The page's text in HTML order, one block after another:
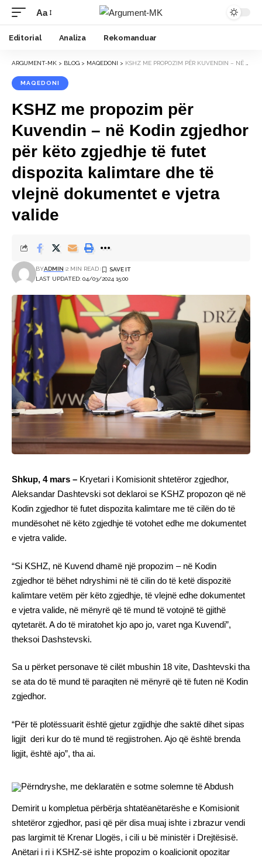
Font
Resizer
Aa
Editorial Analiza Rekomanduar
ARGUMENT-MK > BLOG > MAQEDONI > KSHZ ME PROPOZIM PËR KUVENDIN – NË KODIN ZGJEDHOR PËR KËTO ZGJEDHJE TË FUTET DISPOZITA KALIMTARE DHE TË VLEJNË DOKUMENTET E VJETRA VALIDE
MAQEDONI
KSHZ me propozim për
Kuvendin – në Kodin zgjedhor
për këto zgjedhje të futet
dispozita kalimtare dhe të
vlejnë dokumentet e vjetra
valide
LAST UPDATED: 04/03/2024 15:00
BYADMIN 2 MIN READ
Shkup, 4 mars – Kryetari i Komisionit shtetëror zgjedhor,
Aleksandar Dashtevski sot deklaroi se KSHZ propozon që në
Kodin zgjedhor të futet dispozita kalimtare me të cilën do të
mundësohet në këto zgjedhje të votohet edhe me dokumentet
e vjetra valide.
“Si KSHZ, në Kuvend dhamë një propozim – në Kodin
zgjedhor të bëhet ndryshimi në të cilin do të ketë dispozitë
kalimtare vetëm për këto zgjedhje, të vlejnë edhe dokumentet
e vjetra valide, në mënyrë që të mund të votojnë të gjithë
qytetarët. A do të miratohet kjo apo jo, varet nga Kuvendi”,
theksoi Dashstevski.
Sa u përket personave të cilët mbushin 18 vite, Dashtevski tha
se ata do të mund të paraqiten në mënyrë që të futen në Kodin
zgjedhor.
“Për të plotëssuarit është gjetur zgjidhje dhe saktë dihet sipas
ligjit deri kur do të mund të regjistrohen. Ajo që është brenda
ligjit, është ajo”, tha ai.
Përndryshe, me deklaratën e sotme solemne të Abdush
Demirit u kompletua përbërja shtatëanëtarëshe e Komisionit
shtetëror zgjedhor, pasi që për disa muaj ishte i zbrazur vendi
pas largimit të Krenar Llogës, i cili u bë ministër i Drejtësisë.
Anëtari i ri i KSHZ-së ishte propozim o koalicionit opozitar